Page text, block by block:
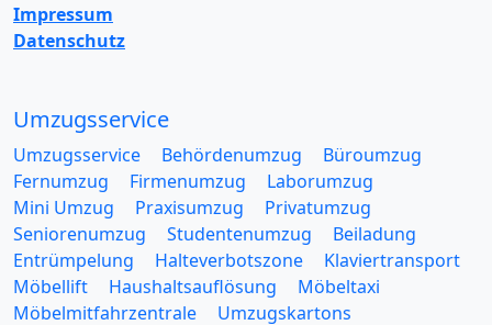
Impressum
Datenschutz
Umzugsservice
Umzugsservice Behördenumzug
Büroumzug
Fernumzug
Firmenumzug
Laborumzug
Mini Umzug
Praxisumzug
Privatumzug
Seniorenumzug
Studentenumzug
Beiladung
Entrümpelung
Halteverbotszone
Klaviertransport
Möbellift
Haushaltsauflösung
Möbeltaxi
Möbelmitfahrzentrale
Umzugskartons